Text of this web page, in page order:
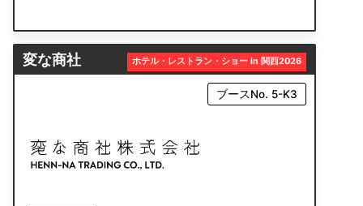
変な商社 ホテル・レストラン・ショー in 関西2026
ブースNo. 5-K3